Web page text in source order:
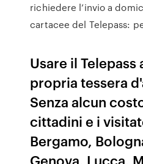
richiedere l’invio a
cartacee del Telepass:
Usare il
propria tessera
Senza alcun
cittadini e i
Bergamo,
Genova, Lucca,